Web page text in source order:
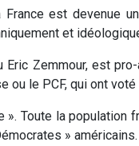
est devenue
et
Zemmour, est
le PCF, qui ont
Toute la population
» américains.